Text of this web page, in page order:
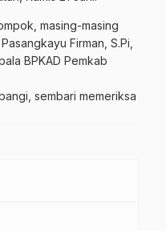
masing-masing
Firman, S.Pi,
BPKAD Pemkab
sembari memeriksa